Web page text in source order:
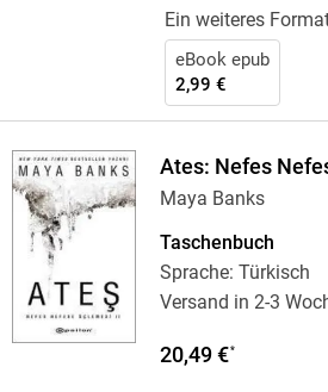
Ein weiteres
eBook epub
2,99 €
Ates: Nefes
Maya Banks
Taschenbuch
Sprache: Türkisch
Versand in 2-3
20,49 €*